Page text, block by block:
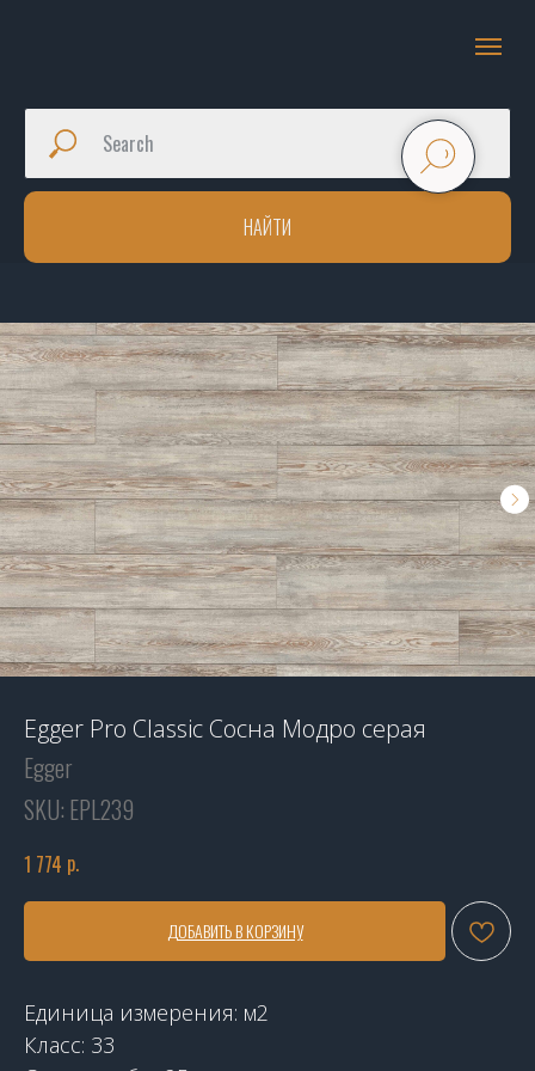
НАЙТИ
Egger Pro Classic Сосна Модро серая
Egger
SKU: EPL239
1 774 р.
ДОБАВИТЬ В КОРЗИНУ
Единица измерения: м2
Класс: 33